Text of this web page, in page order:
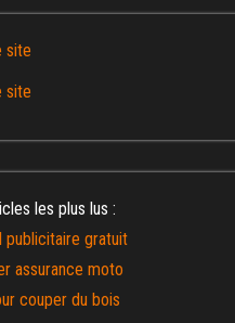
site
site
les plus lus :
publicitaire gratuit
assurance moto
couper du bois